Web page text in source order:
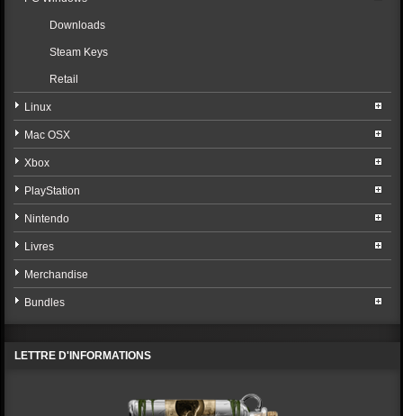
Downloads
Steam Keys
Retail
Linux
Mac OSX
Xbox
PlayStation
Nintendo
Livres
Merchandise
Bundles
LETTRE D'INFORMATIONS